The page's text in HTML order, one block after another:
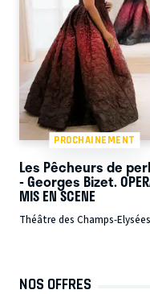
PROCHAINEMENT
Les Pêcheurs de
- Georges Bizet.
MIS EN SCENE
Théâtre des Champs-Elysées
NOS OFFRES